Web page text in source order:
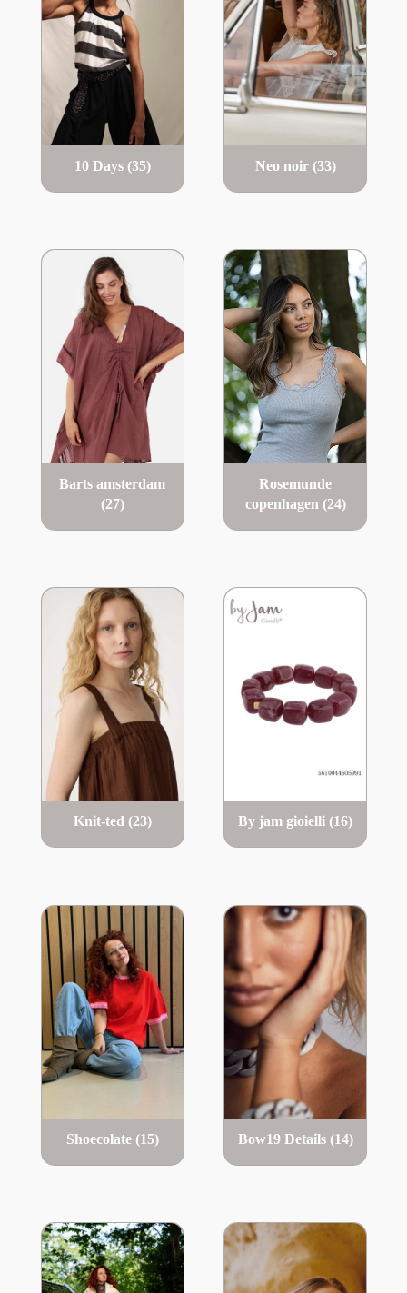
10 Days (35) Neo noir (33)
Barts amsterdam
(27)
Rosemunde
copenhagen (24)
Knit-ted (23) By jam gioielli (16)
Shoecolate (15) Bow19 Details (14)